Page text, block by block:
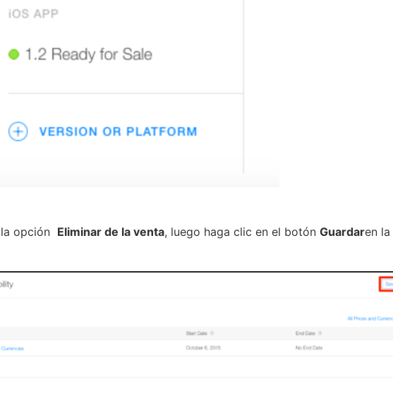
opción Eliminar de la venta, luego haga clic en el botón Guardaren